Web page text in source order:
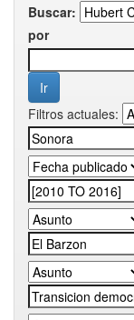
Buscar:
por
Filtros actuales: